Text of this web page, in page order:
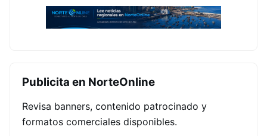
Publicita en NorteOnline
Revisa banners, contenido patrocinado y
formatos comerciales disponibles.